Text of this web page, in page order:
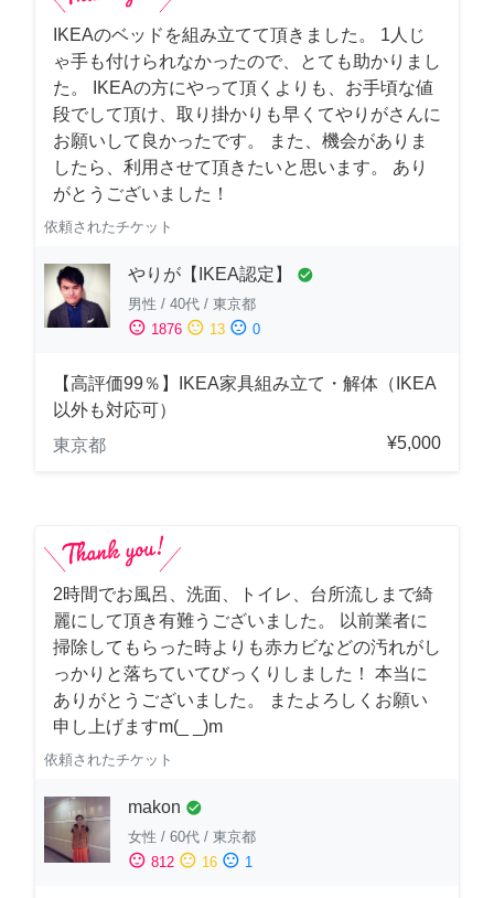
IKEAのベッドを組み立てて頂きました。 1人じ
ゃ手も付けられなかったので、とても助かりまし
た。 IKEAの方にやって頂くよりも、お手頃な値
段でして頂け、取り掛かりも早くてやりがさんに
お願いして良かったです。 また、機会がありま
したら、利用させて頂きたいと思います。 あり
がとうございました！
依頼されたチケット
やりが【IKEA認定】 check_circle
男性 / 40代 / 東京都
sentiment_satisfied 1876 sentiment_neutral 13 sentiment_dissatisfied 0
【高評価99％】IKEA家具組み立て・解体（IKEA
以外も対応可）
東京都
¥5,000
2時間でお風呂、洗面、トイレ、台所流しまで綺
麗にして頂き有難うございました。 以前業者に
掃除してもらった時よりも赤カビなどの汚れがし
っかりと落ちていてびっくりしました！ 本当に
ありがとうございました。 またよろしくお願い
申し上げますm(_ _)m
依頼されたチケット
makon check_circle
女性 / 60代 / 東京都
sentiment_satisfied 812 sentiment_neutral 16 sentiment_dissatisfied 1